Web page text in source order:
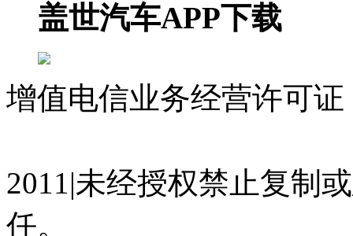
盖世汽车APP下载
增值电信业务经营许可
2011|未经授权禁止复制
任。